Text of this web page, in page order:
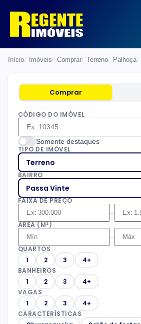
Início Imóveis Comprar Terreno Palhoça
Comprar
CÓDIGO DO IMÓVEL
Somente destaques
TIPO DE IMÓVEL
Terreno
BAIRRO
Passa Vinte
FAIXA DE PREÇO
–
ÁREA (M²)
–
QUARTOS
1
2 3
4+
BANHEIROS
1
2 3
4+
VAGAS
1
2 3
4+
CARACTERÍSTICAS